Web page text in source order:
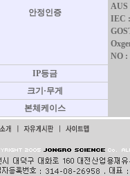
안정인증
AUS
IEC
NO :
IP등금
크기·무게
본체케이스